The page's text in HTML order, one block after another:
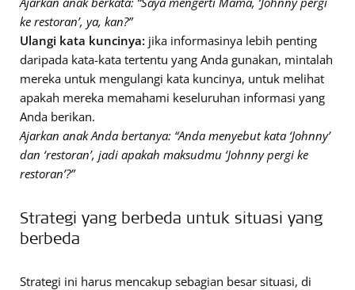
ke restoran’, ya, kan?”
Ulangi kata kuncinya: jika informasinya lebih penting
daripada kata-kata tertentu yang Anda gunakan, mintalah
mereka untuk mengulangi kata kuncinya, untuk melihat
apakah mereka memahami keseluruhan informasi yang
Anda berikan.
Ajarkan anak Anda bertanya: “Anda menyebut kata ‘Johnny’
dan ‘restoran’, jadi apakah maksudmu ‘Johnny pergi ke
restoran’?”
Strategi yang berbeda untuk situasi yang
berbeda
Strategi ini harus mencakup sebagian besar situasi, di